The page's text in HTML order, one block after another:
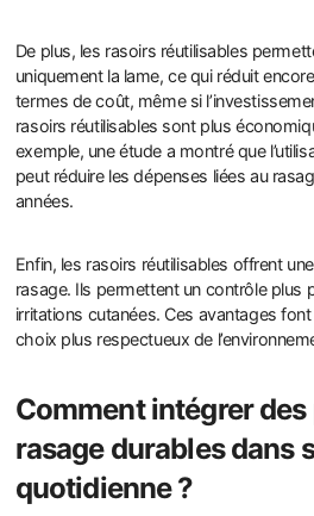
De plus, les rasoirs réutilisables
uniquement la lame, ce qui réduit
termes de coût, même si
rasoirs réutilisables sont plus
exemple, une étude a montré que
peut réduire les dépenses liées au
années.
Enfin, les rasoirs réutilisables offrent
rasage. Ils permettent un contrôle plus
irritations cutanées. Ces avantages
choix plus respectueux de
Comment intégrer
rasage durables dans
quotidienne ?